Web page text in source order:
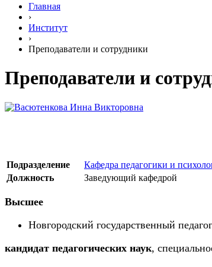
Главная
›
Институт
›
Преподаватели и сотрудники
Преподаватели и
Подразделение
Кафедра педагогики и
Должность
Заведующий кафедрой
Высшее
Новгородский государственный
кандидат педагогических наук,